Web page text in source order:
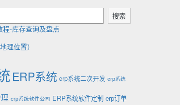
搜索
程-库存查询及盘点
理位置）
ERP系统 erp系统二次开发 erp系统
erp系统软件公司 ERP系统软件定制 erp订单